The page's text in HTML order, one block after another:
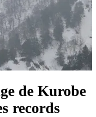
de Kurobe
records